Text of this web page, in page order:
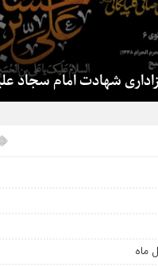
شهادت امام سجاد
ماه